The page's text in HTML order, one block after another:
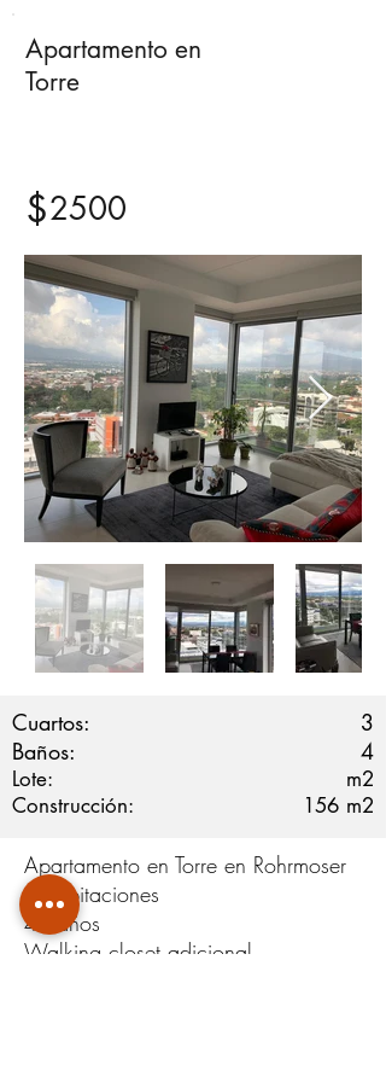
Apartamento en
Torre
$2500
Cuartos:
Baños:
Lote:
Construcción:
3
4
156
m2
m2
Apartamento en Torre en Rohrmoser
3 habitaciones
4 baños
Walking closet adicional